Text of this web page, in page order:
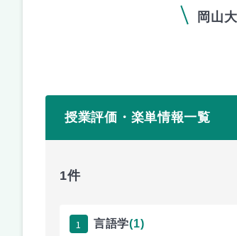
岡山
授業評価・楽単情報一覧
1件
1 言語学(1)